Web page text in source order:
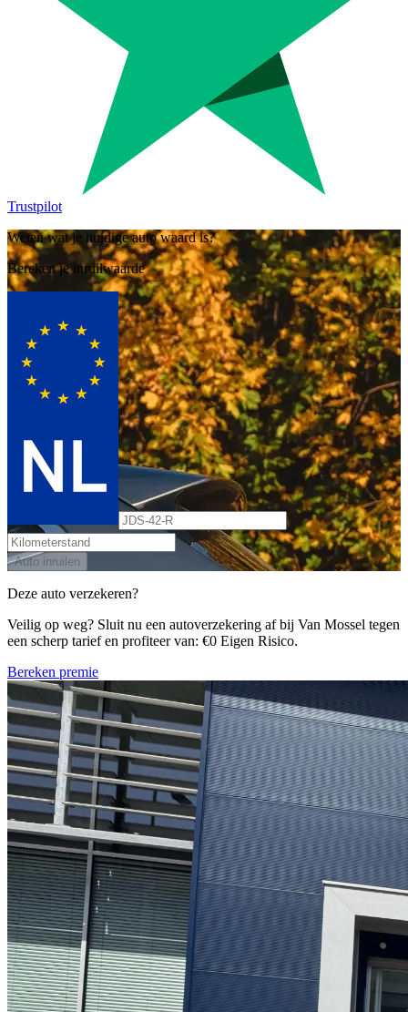
Trustpilot
Weten wat je huidige auto waard is?
Bereken je inruilwaarde
Auto inruilen
Deze auto verzekeren?
Veilig op weg? Sluit nu een autoverzekering af bij Van Mossel tegen
een scherp tarief en profiteer van: €0 Eigen Risico.
Bereken premie